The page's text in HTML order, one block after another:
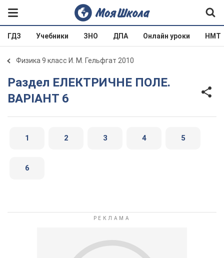
ГДЗ Учебники ЗНО ДПА Онлайн уроки НМТ
Физика 9 класс И. М. Гельфгат 2010
Раздел ЕЛЕКТРИЧНЕ ПОЛЕ.
ВАРIАНТ 6
1 2 3 4 5
6